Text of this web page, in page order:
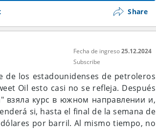
и продолжиться рост. Поэтому
способ будет осуществиться
ломая мишек. Пройтись верх в этом
Share
Fecha de ingreso25.12.2024
Subscribe
de los estadounidenses de petroleros
Oil esto casi no se refleja. Después
взяла курс в южном направлении и,
si, hasta el final de la semana de
por barril. Al mismo tiempo, no